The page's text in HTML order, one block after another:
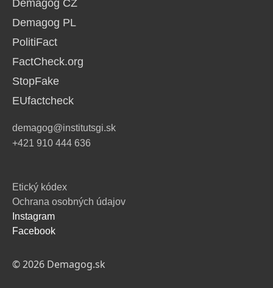
Demagog CZ
Demagog PL
PolitiFact
FactCheck.org
StopFake
EUfactcheck
demagog@institutsgi.sk
+421 910 444 636
Etický kódex
Ochrana osobných údajov
Instagram
Facebook
© 2026 Demagog.sk